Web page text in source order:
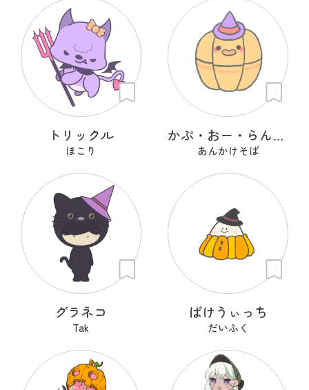
トリックル
ほこり
かぷ・おー・らんたん
あんかけそば
グラネコ
Tak
ばけうぃっち
だいふく